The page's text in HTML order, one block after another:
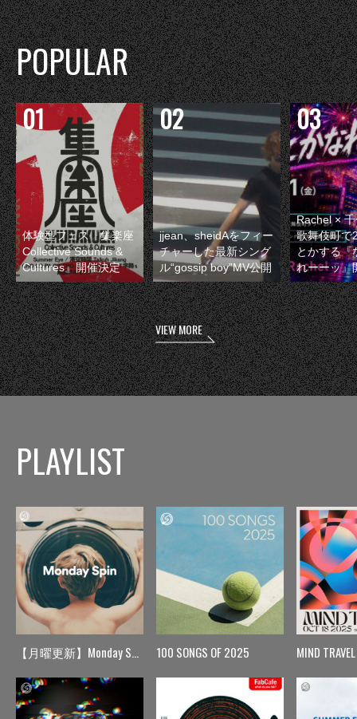
POPULAR
体験型フェス『集楽座
Collective Sounds &
Cultures』開催決定
jjean、sheidAをフィー
チャーした最新シング
ル“gossip boy”MV公開
Rachel ×
歌舞伎町で
とかする『
れーーッ』
VIEW MORE
PLAYLIST
【月曜更新】Monday Spin 100 SONGS OF 2025 MIND TRAVEL